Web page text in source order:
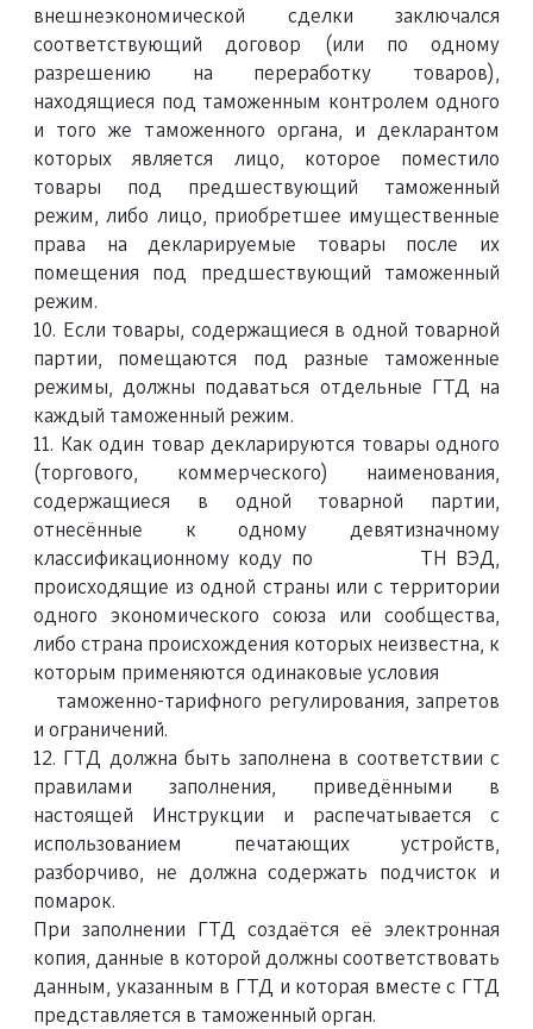
внешнеэкономической сделки заключался
соответствующий договор (или по одному
разрешению на переработку товаров),
находящиеся под таможенным контролем одного
и того же таможенного органа, и декларантом
которых является лицо, которое поместило
товары под предшествующий таможенный
режим, либо лицо, приобретшее имущественные
права на декларируемые товары после их
помещения под предшествующий таможенный
режим.
10. Если товары, содержащиеся в одной товарной
партии, помещаются под разные таможенные
режимы, должны подаваться отдельные ГТД на
каждый таможенный режим.
11. Как один товар декларируются товары одного
(торгового, коммерческого) наименования,
содержащиеся в одной товарной партии,
отнесённые к одному девятизначному
классификационному коду по ТН ВЭД,
происходящие из одной страны или с территории
одного экономического союза или сообщества,
либо страна происхождения которых неизвестна, к
которым применяются одинаковые условия
таможенно-тарифного регулирования, запретов
и ограничений.
12. ГТД должна быть заполнена в соответствии с
правилами заполнения, приведёнными в
настоящей Инструкции и распечатывается с
использованием печатающих устройств,
разборчиво, не должна содержать подчисток и
помарок.
При заполнении ГТД создаётся её электронная
копия, данные в которой должны соответствовать
данным, указанным в ГТД и которая вместе с ГТД
представляется в таможенный орган.